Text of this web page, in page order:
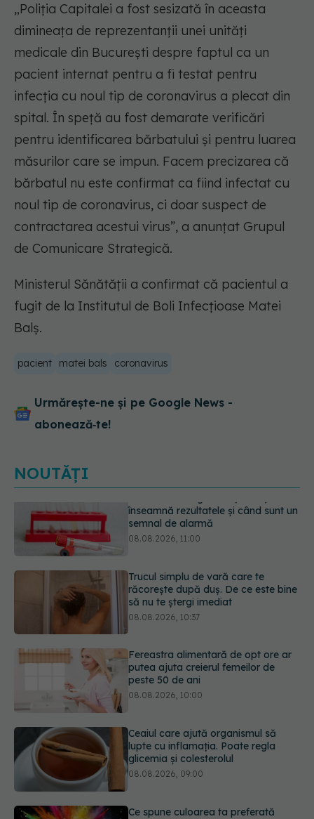
„Poliția Capitalei a fost sesizată în aceasta
dimineața de reprezentanții unei unități
medicale din București despre faptul ca un
pacient internat pentru a fi testat pentru
infecția cu noul tip de coronavirus a plecat din
spital. În speță au fost demarate verificări
pentru identificarea bărbatului și pentru luarea
măsurilor care se impun. Facem precizarea că
bărbatul nu este confirmat ca fiind infectat cu
noul tip de coronavirus, ci doar suspect de
contractarea acestui virus”, a anunțat Grupul
de Comunicare Strategică.
Ministerul Sănătății a confirmat că pacientul a
fugit de la Institutul de Boli Infecțioase Matei
Balș.
pacient matei bals coronavirus
Urmărește-ne și pe Google News -
abonează‑te!
NOUTĂȚI
Trucul simplu de vară care te
răcorește după duș. De ce este bine
Fereastra alimentară de opt ore ar
putea ajuta creierul femeilor de
Ceaiul care ajută organismul să
lupte cu inflamația. Poate regla
Ce spune culoarea ta preferată
despre vârsta pe care o ai. Care